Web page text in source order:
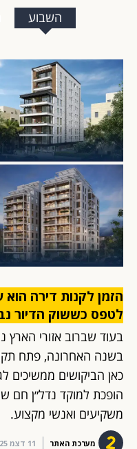
השבוע
הזמן לקנות דירה
לטפס כששוק הדיור
בעוד שברוב אזורי הארץ
בשנה האחרונה, פתח
כאן הביקושים ממשיכים
הופכת למוקד נדל״ן חם
משקיעים ואנשי מקצוע.
מערכת האתר 11 דצמ 2025